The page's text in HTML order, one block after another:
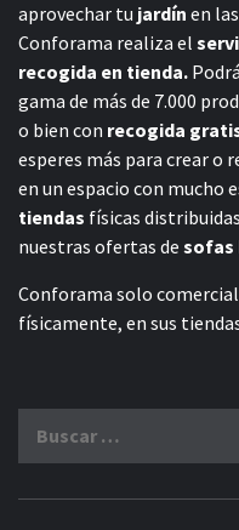
aprovechar tu jardín en
Conforama realiza el
recogida en tienda.
gama de más de 7.000
o bien con recogida
esperes más para crear
en un espacio con mucho
tiendas físicas
nuestras ofertas de sofas
Conforama solo
físicamente, en sus